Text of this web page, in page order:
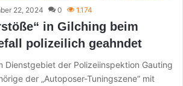
22, 2024 0 1.174
in Gilching beim
polizeilich geahndet
Dienstgebiet der Polizeiinspektion Gauting
der „Autoposer-Tuningszene“ mit